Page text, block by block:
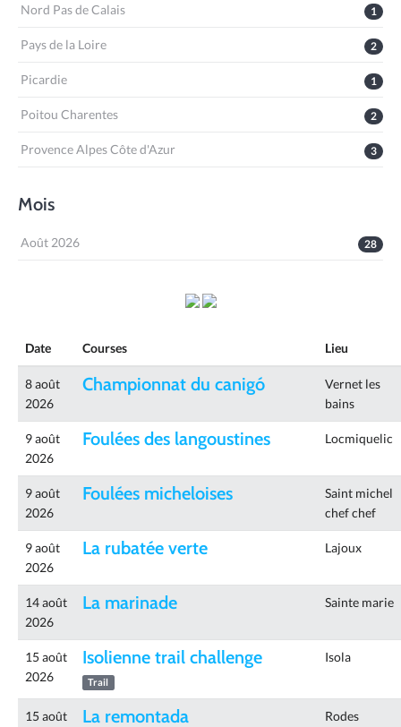
1
Nord Pas de Calais
2
Pays de la Loire
1
Picardie
2
Poitou Charentes
3
Provence Alpes Côte d'Azur
Mois
28
Août 2026
Date Courses Lieu
8 août
2026
Championnat du canigó
Vernet les
bains
9 août
2026
Foulées des langoustines Locmiquelic
9 août
2026
Foulées micheloises
Saint michel
chef chef
9 août
2026
La rubatée verte Lajoux
14 août
2026
La marinade Sainte marie
15 août
2026
Isolienne trail challenge
Trail
Isola
15 août La remontada Rodes